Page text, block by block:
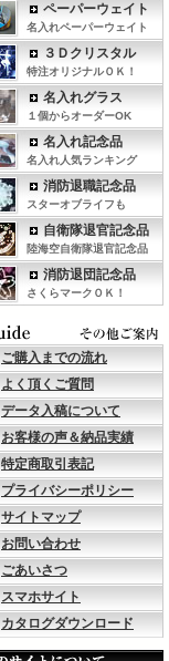
ペーパーウェイト
名入れペーパーウェイト
３Ｄクリスタル
特注オリジナルＯＫ！
名入れグラス
１個からオーダーOK
名入れ記念品
名入れ人気ランキング
消防退職記念品
スターオブライフも
自衛隊退官記念品
陸海空自衛隊退官記念品
消防退団記念品
さくらマークＯＫ！
ご購入までの流れ
よく頂くご質問
データ入稿について
お客様の声＆納品実績
特定商取引表記
プライバシーポリシー
サイトマップ
お問い合わせ
ごあいさつ
スマホサイト
カタログダウンロード